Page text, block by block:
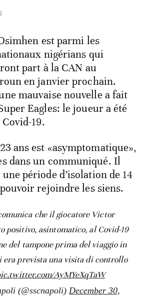
est parmi les
nigérians qui
part à la CAN au
en janvier prochain.
mauvaise nouvelle a fait
Eagles: le joueur a été
19.
ans est «asymptomatique»,
dans un communiqué. Il
période d’isolation de 14
rejoindre les siens.
che il giocatore Victor
positivo, asintomatico, al Covid-19
del tampone prima del viaggio in
era prevista una visita di controllo
AyMYeXqTaW
(@sscnapoli) December 30,